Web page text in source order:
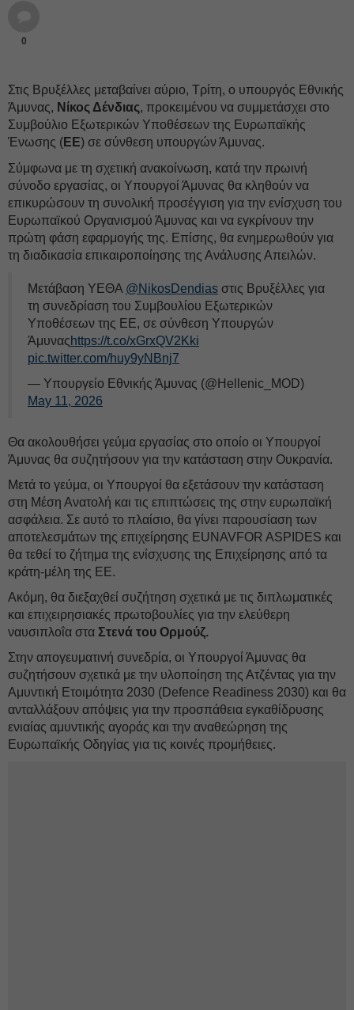
0
Στις Βρυξέλλες μεταβαίνει αύριο, Τρίτη, ο υπουργός Εθνικής
Άμυνας, Νίκος Δένδιας, προκειμένου να συμμετάσχει στο
Συμβούλιο Εξωτερικών Υποθέσεων της Ευρωπαϊκής
Ένωσης (ΕΕ) σε σύνθεση υπουργών Άμυνας.
Σύμφωνα με τη σχετική ανακοίνωση, κατά την πρωινή
σύνοδο εργασίας, οι Υπουργοί Άμυνας θα κληθούν να
επικυρώσουν τη συνολική προσέγγιση για την ενίσχυση του
Ευρωπαϊκού Οργανισμού Άμυνας και να εγκρίνουν την
πρώτη φάση εφαρμογής της. Επίσης, θα ενημερωθούν για
τη διαδικασία επικαιροποίησης της Ανάλυσης Απειλών.
Μετάβαση ΥΕΘΑ @NikosDendias στις Βρυξέλλες για
τη συνεδρίαση του Συμβουλίου Εξωτερικών
Υποθέσεων της ΕΕ, σε σύνθεση Υπουργών
Άμυναςhttps://t.co/xGrxQV2Kki
pic.twitter.com/huy9yNBnj7
— Υπουργείο Εθνικής Άμυνας (@Hellenic_MOD)
May 11, 2026
Θα ακολουθήσει γεύμα εργασίας στο οποίο οι Υπουργοί
Άμυνας θα συζητήσουν για την κατάσταση στην Ουκρανία.
Μετά το γεύμα, οι Υπουργοί θα εξετάσουν την κατάσταση
στη Μέση Ανατολή και τις επιπτώσεις της στην ευρωπαϊκή
ασφάλεια. Σε αυτό το πλαίσιο, θα γίνει παρουσίαση των
αποτελεσμάτων της επιχείρησης EUNAVFOR ASPIDES και
θα τεθεί το ζήτημα της ενίσχυσης της Επιχείρησης από τα
κράτη-μέλη της ΕΕ.
Ακόμη, θα διεξαχθεί συζήτηση σχετικά με τις διπλωματικές
και επιχειρησιακές πρωτοβουλίες για την ελεύθερη
ναυσιπλοΐα στα Στενά του Ορμούζ.
Στην απογευματινή συνεδρία, οι Υπουργοί Άμυνας θα
συζητήσουν σχετικά με την υλοποίηση της Ατζέντας για την
Αμυντική Ετοιμότητα 2030 (Defence Readiness 2030) και θα
ανταλλάξουν απόψεις για την προσπάθεια εγκαθίδρυσης
ενιαίας αμυντικής αγοράς και την αναθεώρηση της
Ευρωπαϊκής Οδηγίας για τις κοινές προμήθειες.